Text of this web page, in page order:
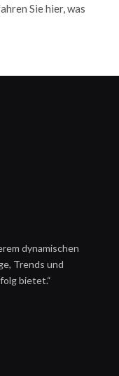
Sie hier, was
dynamischen
Trends und
bietet.“